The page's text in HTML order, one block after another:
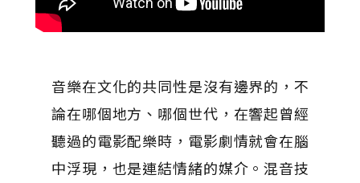
音樂在文化的共同性是沒有邊界的，不
論在哪個地方、哪個世代，在響起曾經
聽過的電影配樂時，電影劇情就會在腦
中浮現，也是連結情緒的媒介。混音技